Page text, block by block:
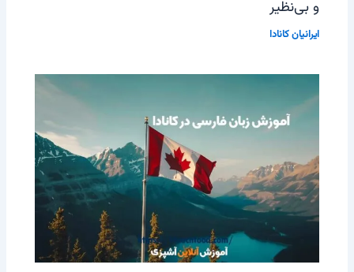
و بی‌نظیر
ایرانیان کانادا